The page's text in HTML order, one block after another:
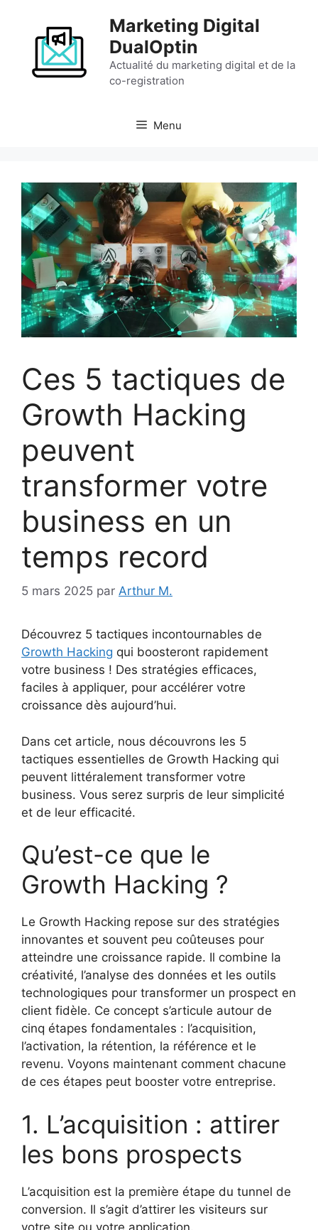
contenu
Marketing Digital
DualOptin
Actualité du marketing digital et de la
co-registration
Menu
Ces 5 tactiques de
Growth Hacking
peuvent
transformer votre
business en un
temps record
5 mars 2025 par Arthur M.
Découvrez 5 tactiques incontournables de
Growth Hacking qui boosteront rapidement
votre business ! Des stratégies efficaces,
faciles à appliquer, pour accélérer votre
croissance dès aujourd’hui.
Dans cet article, nous découvrons les 5
tactiques essentielles de Growth Hacking qui
peuvent littéralement transformer votre
business. Vous serez surpris de leur simplicité
et de leur efficacité.
Qu’est-ce que le
Growth Hacking ?
Le Growth Hacking repose sur des stratégies
innovantes et souvent peu coûteuses pour
atteindre une croissance rapide. Il combine la
créativité, l’analyse des données et les outils
technologiques pour transformer un prospect en
client fidèle. Ce concept s’articule autour de
cinq étapes fondamentales : l’acquisition,
l’activation, la rétention, la référence et le
revenu. Voyons maintenant comment chacune
de ces étapes peut booster votre entreprise.
1. L’acquisition : attirer
les bons prospects
L’acquisition est la première étape du tunnel de
conversion. Il s’agit d’attirer les visiteurs sur
votre site ou votre application.